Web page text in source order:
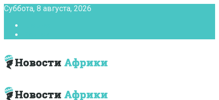
Суббота, 8 августа, 2026